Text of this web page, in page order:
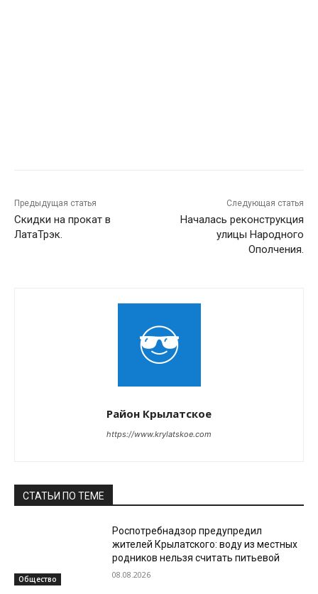
Предыдущая статья
Скидки на прокат в
ЛатаТрэк.
Следующая статья
Началась реконструкция
улицы Народного
Ополчения.
Район Крылатское
https://www.krylatskoe.com
СТАТЬИ ПО ТЕМЕ
Общество
Роспотребнадзор предупредил
жителей Крылатского: воду из местных
родников нельзя считать питьевой
08.08.2026